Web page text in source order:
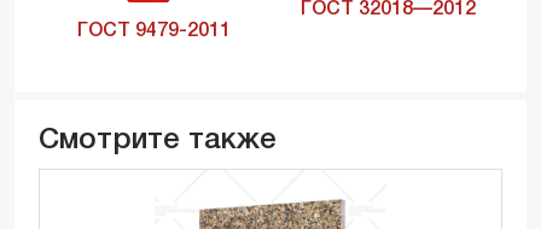
ГОСТ 9479-2011
ГОСТ 32018—2012
Смотрите также